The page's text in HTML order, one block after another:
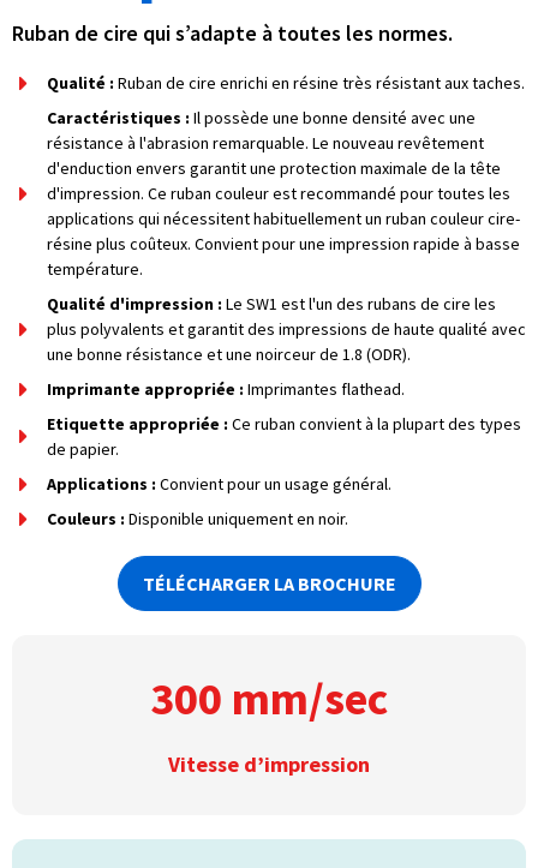
Ruban de cire qui s’adapte à toutes les normes.
Qualité : Ruban de cire enrichi en résine très résistant aux taches.
Caractéristiques : Il possède une bonne densité avec une
résistance à l'abrasion remarquable. Le nouveau revêtement
d'enduction envers garantit une protection maximale de la tête
d'impression. Ce ruban couleur est recommandé pour toutes les
applications qui nécessitent habituellement un ruban couleur cire-
résine plus coûteux. Convient pour une impression rapide à basse
température.
Qualité d'impression : Le SW1 est l'un des rubans de cire les
plus polyvalents et garantit des impressions de haute qualité avec
une bonne résistance et une noirceur de 1.8 (ODR).
Imprimante appropriée : Imprimantes flathead.
Etiquette appropriée : Ce ruban convient à la plupart des types
de papier.
Applications : Convient pour un usage général.
Couleurs : Disponible uniquement en noir.
TÉLÉCHARGER LA BROCHURE
300 mm/sec
Vitesse d’impression